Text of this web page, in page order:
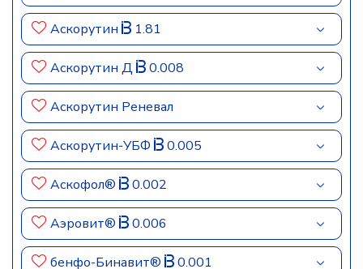
Аскорутин 1.81
Аскорутин Д 0.008
Аскорутин Реневал
Аскорутин-УБФ 0.005
Аскофол® 0.002
Аэровит® 0.006
бенфо-Бинавит® 0.001